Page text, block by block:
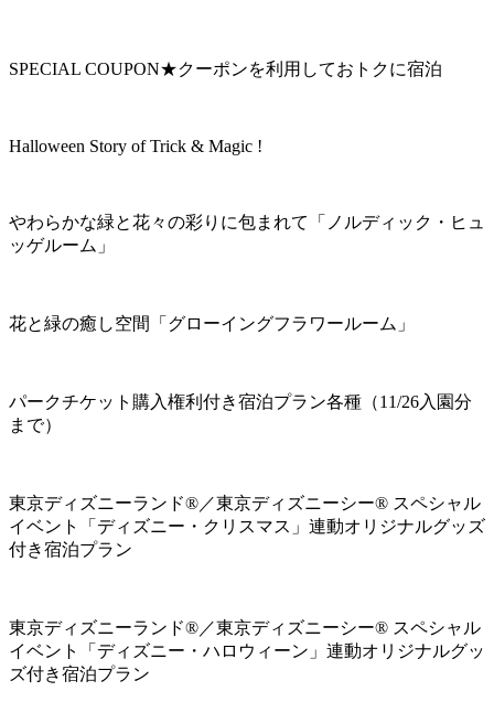
SPECIAL COUPON★クーポンを利用しておトクに宿泊
Halloween Story of Trick & Magic !
やわらかな緑と花々の彩りに包まれて「ノルディック・ヒュ
ッゲルーム」
花と緑の癒し空間「グローイングフラワールーム」
パークチケット購入権利付き宿泊プラン各種（11/26入園分
まで）
東京ディズニーランド®／東京ディズニーシー® スペシャル
イベント「ディズニー・クリスマス」連動オリジナルグッズ
付き宿泊プラン
東京ディズニーランド®／東京ディズニーシー® スペシャル
イベント「ディズニー・ハロウィーン」連動オリジナルグッ
ズ付き宿泊プラン